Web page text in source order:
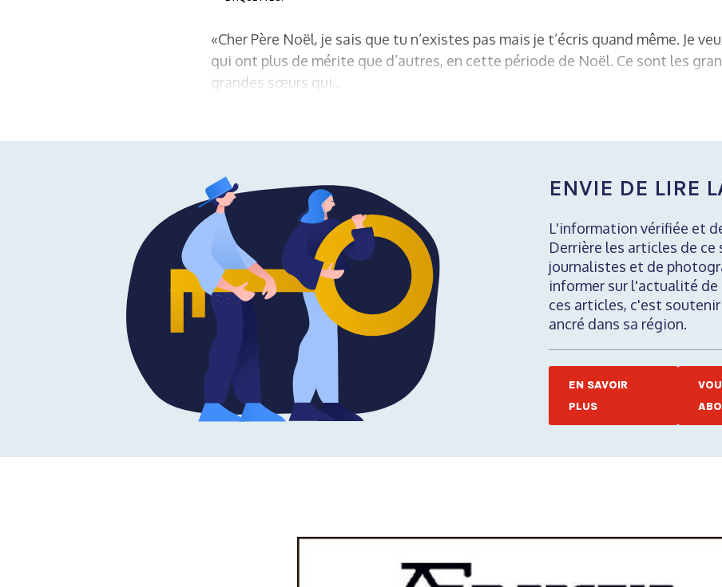
«Cher Père Noël, je sais que tu n’existes pas mais je t’écris quand même. Je
qui ont plus de mérite que d’autres, en cette période de Noël. Ce sont les
grandes sœurs qui...
ENVIE DE LIRE
L'information vérifiée et
Derrière les articles de ce
journalistes et de
informer sur l'actualité de
ces articles, c'est
ancré dans sa région.
EN SAVOIR
PLUS